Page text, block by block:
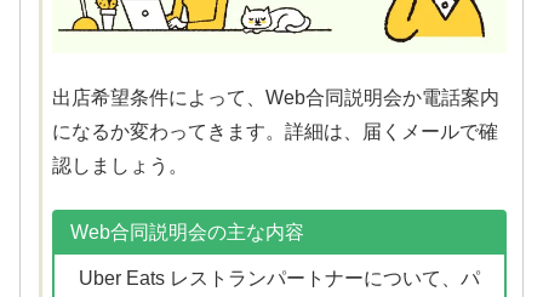
出店希望条件によって、Web合同説明会か電話案内
になるか変わってきます。詳細は、届くメールで確
認しましょう。
Web合同説明会の主な内容
Uber Eats レストランパートナーについて、パ